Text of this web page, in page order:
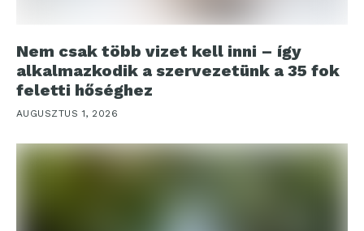
Nem csak több vizet kell inni – így
alkalmazkodik a szervezetünk a 35 fok
feletti hőséghez
AUGUSZTUS 1, 2026